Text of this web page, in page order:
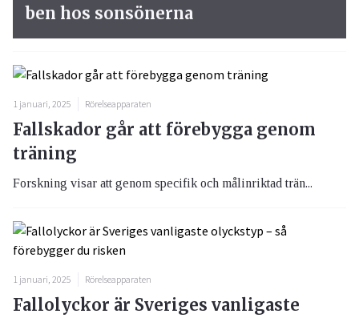
ben hos sonsönerna
1 januari, 2025 Rörelseapparaten
Fallskador går att förebygga genom
träning
Forskning visar att genom specifik och målinriktad trän...
1 januari, 2025 Rörelseapparaten
Fallolyckor är Sveriges vanligaste